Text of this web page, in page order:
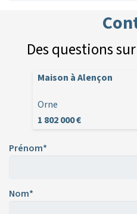
Des questions
Maison à Alençon
Orne
1 802 000 €
Prénom*
Nom*